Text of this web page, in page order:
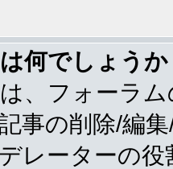
何でしょうか
、フォーラ
事の削除/編
レーターの